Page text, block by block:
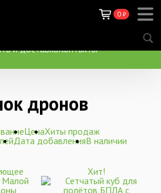
0 ₽
и доставкаКонтакты
дронов
ЦенаХиты продаж
Дата добавленияВ наличии
Хит!